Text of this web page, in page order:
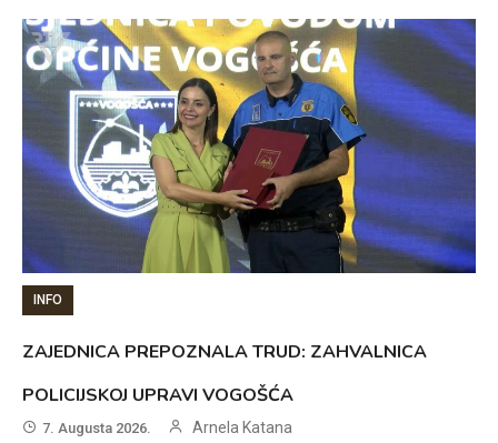
INFO
ZAJEDNICA PREPOZNALA TRUD: ZAHVALNICA
POLICIJSKOJ UPRAVI VOGOŠĆA
7. Augusta 2026. Arnela Katana